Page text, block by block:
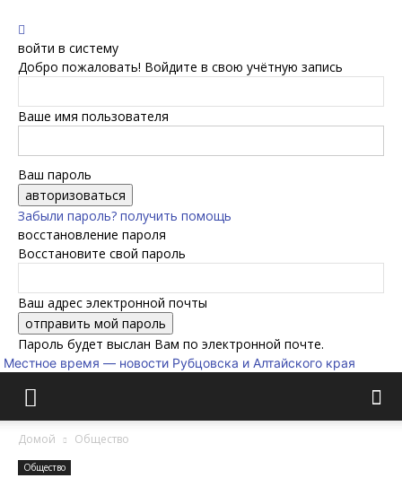
войти в систему
Добро пожаловать! Войдите в свою учётную запись
Ваше имя пользователя
Ваш пароль
Забыли пароль? получить помощь
восстановление пароля
Восстановите свой пароль
Ваш адрес электронной почты
Пароль будет выслан Вам по электронной почте.
Местное время — новости Рубцовска и Алтайского края
Домой Общество
Общество